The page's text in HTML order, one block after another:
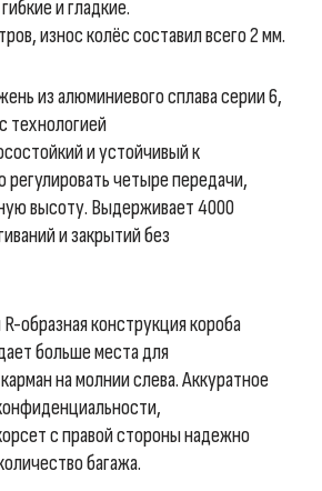
и гладкие.
износ колёс составил всего 2 мм.
из алюминиевого сплава серии 6,
технологией
и устойчивый к
четыре передачи,
высоту. Выдерживает 4000
и закрытий без
образная конструкция короба
больше места для
на молнии слева. Аккуратное
с правой стороны надежно
багажа.